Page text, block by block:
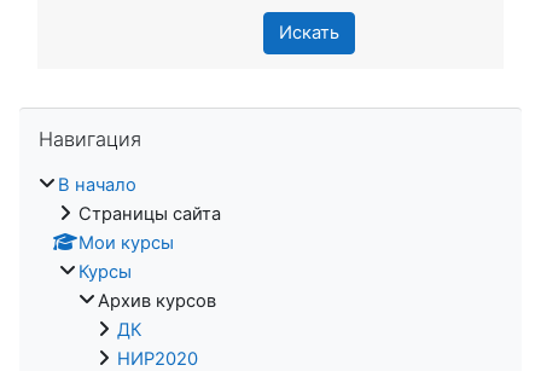
Искать
Навигация
В начало
Страницы сайта
Мои курсы
Курсы
Архив курсов
ДК
НИР2020